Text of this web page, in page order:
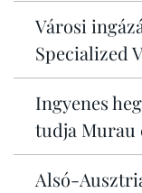
Városi
Specialized
Ingyenes
tudja Murau
Alsó-